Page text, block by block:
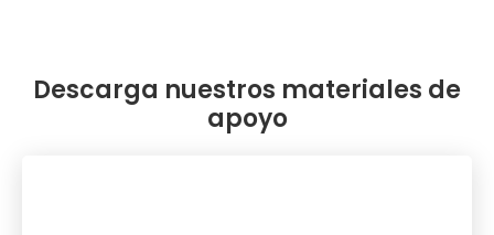
Descarga nuestros materiales de
apoyo